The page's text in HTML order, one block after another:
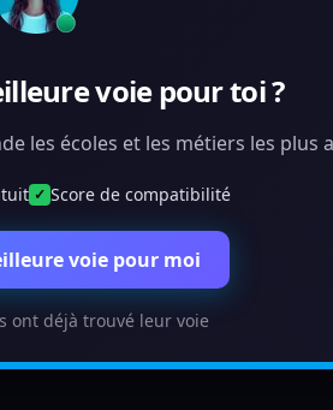
voie pour toi ?
les écoles et les métiers les plus
✓ Score de compatibilité
voie pour moi
ont déjà trouvé leur voie